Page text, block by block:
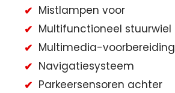
Mistlampen voor
Multifunctioneel stuurwiel
Multimedia-voorbereiding
Navigatiesysteem
Parkeersensoren achter